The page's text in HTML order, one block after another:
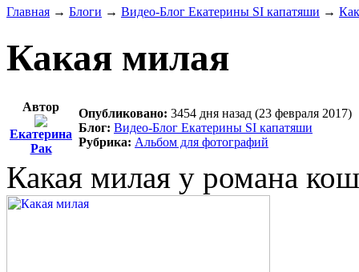
Главная → Блоги → Видео-Блог Екатерины SI капатяши →
Какая милая
Автор
Екатерина
Рак
Опубликовано: 3454 дня назад (23 февраля 2017)
Блог: Видео-Блог Екатерины SI капатяши
Рубрика: Альбом для фотографий
Какая милая у романа